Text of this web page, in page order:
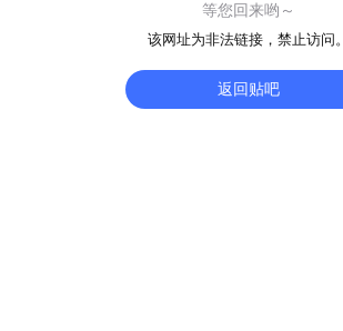
等您回来哟～
该网址为非法链接，禁止访问。
返回贴吧